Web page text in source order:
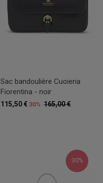
Sac bandoulière Cuoieria
Fiorentina - noir
165,00 €
115,50 € 30%
30%